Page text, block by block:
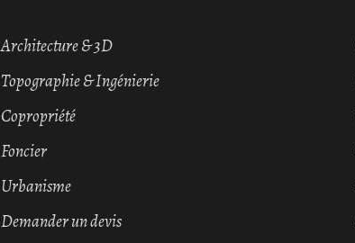
Architecture & 3D
Topographie & Ingénierie
Copropriété
Foncier
Urbanisme
Demander un devis